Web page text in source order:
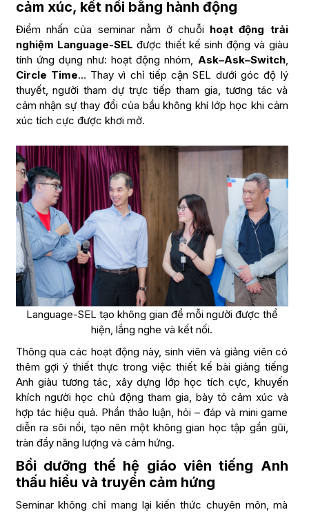
cảm xúc, kết nối bằng hành động
Điểm nhấn của seminar nằm ở chuỗi hoạt động trải
nghiệm Language-SEL được thiết kế sinh động và giàu
tính ứng dụng như: hoạt động nhóm, Ask–Ask–Switch,
Circle Time… Thay vì chỉ tiếp cận SEL dưới góc độ lý
thuyết, người tham dự trực tiếp tham gia, tương tác và
cảm nhận sự thay đổi của bầu không khí lớp học khi cảm
xúc tích cực được khơi mở.
Language-SEL tạo không gian để mỗi người được thể
hiện, lắng nghe và kết nối.
Thông qua các hoạt động này, sinh viên và giảng viên có
thêm gợi ý thiết thực trong việc thiết kế bài giảng tiếng
Anh giàu tương tác, xây dựng lớp học tích cực, khuyến
khích người học chủ động tham gia, bày tỏ cảm xúc và
hợp tác hiệu quả. Phần thảo luận, hỏi – đáp và mini game
diễn ra sôi nổi, tạo nên một không gian học tập gần gũi,
tràn đầy năng lượng và cảm hứng.
Bồi dưỡng thế hệ giáo viên tiếng Anh
thấu hiểu và truyền cảm hứng
Seminar không chỉ mang lại kiến thức chuyên môn, mà